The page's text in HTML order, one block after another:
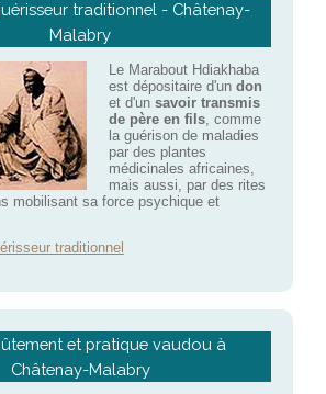
traditionnel - Châtenay-
Malabry
Le Marabout Hdiakhaba
est dépositaire d'un don
et d'un savoir transmis
de père en fils, comme
la guérison de maladies
par des plantes
médicinales africaines,
mais aussi, par des rites
mobilisant sa force psychique et
traditionnel
et pratique vaudou à
Châtenay-Malabry